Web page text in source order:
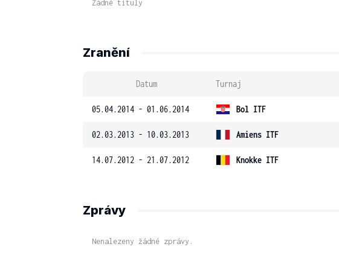
Žádné tituly
Zranění
Datum Turnaj
05.04.2014 - 01.06.2014 Bol ITF
02.03.2013 - 10.03.2013 Amiens ITF
14.07.2012 - 21.07.2012 Knokke ITF
Zprávy
Nenalezeny žádné zprávy.